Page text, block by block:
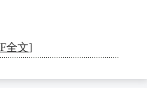
全文]